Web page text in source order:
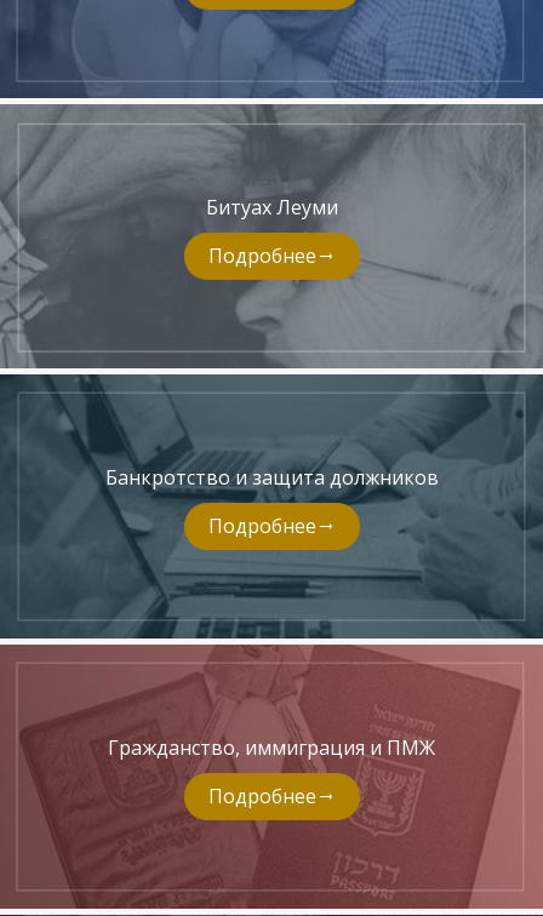
Битуах Леуми
Подробнее
Банкротство и защита должников
Подробнее
Гражданство, иммиграция и ПМЖ
Подробнее